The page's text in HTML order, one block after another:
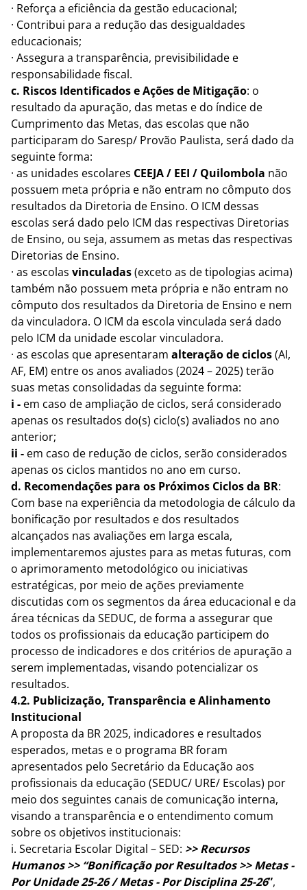
· Reforça a eficiência da gestão educacional;
· Contribui para a redução das desigualdades
educacionais;
· Assegura a transparência, previsibilidade e
responsabilidade fiscal.
c. Riscos Identificados e Ações de Mitigação: o
resultado da apuração, das metas e do índice de
Cumprimento das Metas, das escolas que não
participaram do Saresp/ Provão Paulista, será dado da
seguinte forma:
· as unidades escolares CEEJA / EEI / Quilombola não
possuem meta própria e não entram no cômputo dos
resultados da Diretoria de Ensino. O ICM dessas
escolas será dado pelo ICM das respectivas Diretorias
de Ensino, ou seja, assumem as metas das respectivas
Diretorias de Ensino.
· as escolas vinculadas(exceto as de tipologias acima)
também não possuem meta própria e não entram no
cômputo dos resultados da Diretoria de Ensino e nem
da vinculadora. O ICM da escola vinculada será dado
pelo ICM da unidade escolar vinculadora.
· as escolas que apresentaram alteração de ciclos(AI,
AF, EM) entre os anos avaliados (2024 – 2025) terão
suas metas consolidadas da seguinte forma:
i - em caso de ampliação de ciclos, será considerado
apenas os resultados do(s) ciclo(s) avaliados no ano
anterior;
ii - em caso de redução de ciclos, serão considerados
apenas os ciclos mantidos no ano em curso.
d. Recomendações para os Próximos Ciclos da BR:
Com base na experiência da metodologia de cálculo da
bonificação por resultados e dos resultados
alcançados nas avaliações em larga escala,
implementaremos ajustes para as metas futuras, com
o aprimoramento metodológico ou iniciativas
estratégicas, por meio de ações previamente
discutidas com os segmentos da área educacional e da
área técnicas da SEDUC, de forma a assegurar que
todos os profissionais da educação participem do
processo de indicadores e dos critérios de apuração a
serem implementadas, visando potencializar os
resultados.
4.2. Publicização, Transparência e Alinhamento
Institucional
A proposta da BR 2025, indicadores e resultados
esperados, metas e o programa BR foram
apresentados pelo Secretário da Educação aos
profissionais da educação (SEDUC/ URE/ Escolas) por
meio dos seguintes canais de comunicação interna,
visando a transparência e o entendimento comum
sobre os objetivos institucionais:
i. Secretaria Escolar Digital – SED: >> Recursos
Humanos >> “Bonificação por Resultados >> Metas -
Por Unidade 25-26 / Metas - Por Disciplina 25-26”,